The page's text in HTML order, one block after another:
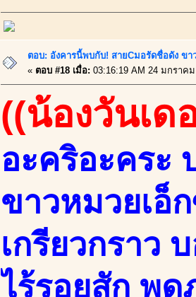
ตอบ: อังคารนี้พบกับ! สายCมอรัดชื่อดัง ขา
« ตอบ #18 เมื่อ: 03:16:19 AM 24 มกราค
((น้องวันเด
อะคริอะคระ
ขาวหมวยเอ็
เกรียวกราว
ไร้รอยสัก พู